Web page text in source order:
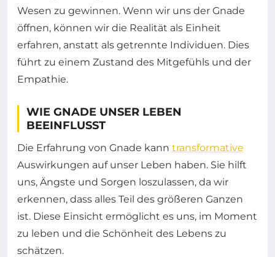
Wesen zu gewinnen. Wenn wir uns der Gnade
öffnen, können wir die Realität als Einheit
erfahren, anstatt als getrennte Individuen. Dies
führt zu einem Zustand des Mitgefühls und der
Empathie.
WIE GNADE UNSER LEBEN
BEEINFLUSST
Die Erfahrung von Gnade kann transformative
Auswirkungen auf unser Leben haben. Sie hilft
uns, Ängste und Sorgen loszulassen, da wir
erkennen, dass alles Teil des größeren Ganzen
ist. Diese Einsicht ermöglicht es uns, im Moment
zu leben und die Schönheit des Lebens zu
schätzen.